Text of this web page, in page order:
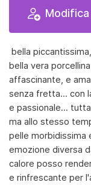
Modifica
bella
bella vera
affascinante, e
senza fretta... con
e passionale...
ma allo stesso
pelle morbidissima
emozione diversa
calore posso
e rinfrescante per